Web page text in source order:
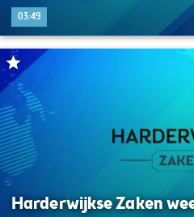
03:49
Harderwijkse Zaken